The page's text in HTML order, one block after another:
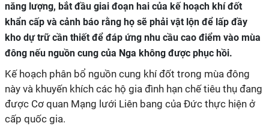
năng lượng, bắt đầu giai đoạn hai của kế hoạch khí đốt
khẩn cấp và cảnh báo rằng họ sẽ phải vật lộn để lấp đầy
kho dự trữ cần thiết để đáp ứng nhu cầu cao điểm vào mùa
đông nếu nguồn cung của Nga không được phục hồi.
Kế hoạch phân bổ nguồn cung khí đốt trong mùa đông
này và khuyến khích các hộ gia đình hạn chế tiêu thụ đang
được Cơ quan Mạng lưới Liên bang của Đức thực hiện ở
cấp quốc gia.